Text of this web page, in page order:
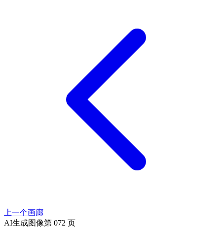
上一个画廊
AI生成图像第 072 页